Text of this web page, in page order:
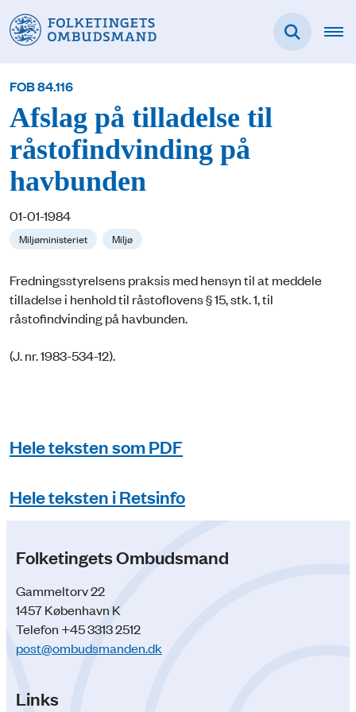
FOB 84.116
Afslag på tilladelse til
råstofindvinding på
havbunden
01-01-1984
Miljøministeriet Miljø
Fredningsstyrelsens praksis med hensyn til at meddele
tilladelse i henhold til råstoflovens § 15, stk. 1, til
råstofindvinding på havbunden.
(J. nr. 1983-534-12).
Hele teksten som PDF
Hele teksten i Retsinfo
Folketingets Ombudsmand
Gammeltorv 22
1457 København K
Telefon +45 3313 2512
post@ombudsmanden.dk
Links